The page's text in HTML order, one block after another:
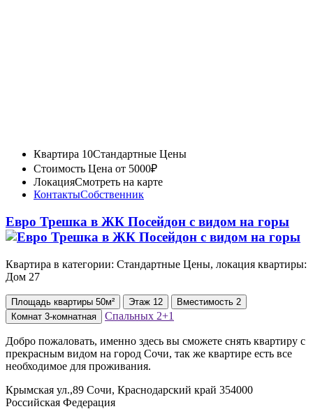
Квартира 10Стандартные Цены
Стоимость Цена от 5000₽
ЛокацияСмотреть на карте
КонтактыСобственник
Евро Трешка в ЖК Посейдон с видом на горы
Квартира в категории: Стандартные Цены, локация квартиры:
Дом 27
Площадь квартиры 50м² Этаж 12 Вместимость 2
Комнат 3-комнатная Спальных 2+1
Добро пожаловать, именно здесь вы сможете снять квартиру с
прекрасным видом на город Сочи, так же квартире есть все
необходимое для проживания.
Крымская ул.,89 Сочи, Краснодарский край 354000
Российская Федерация